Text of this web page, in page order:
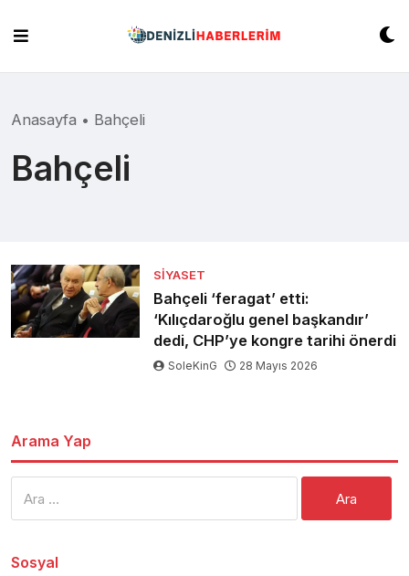
content
Anasayfa • Bahçeli
Bahçeli
SIYASET
Bahçeli ‘feragat’ etti:
‘Kılıçdaroğlu genel başkandır’
dedi, CHP’ye kongre tarihi önerdi
SoleKinG 28 Mayıs 2026
Arama Yap
Sosyal